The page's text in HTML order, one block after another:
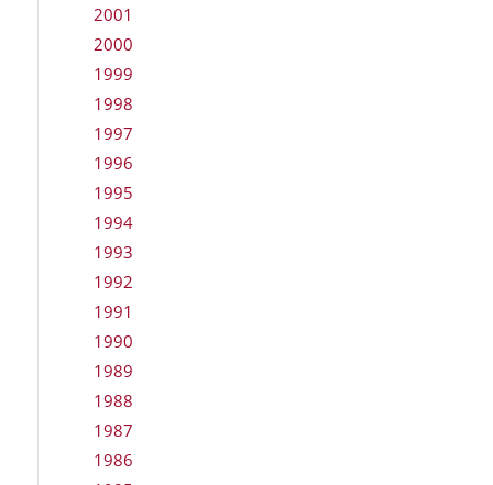
2001
2000
1999
1998
1997
1996
1995
1994
1993
1992
1991
1990
1989
1988
1987
1986